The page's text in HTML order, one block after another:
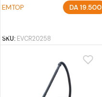
EMTOP DA19.500
SKU: EVCR20258